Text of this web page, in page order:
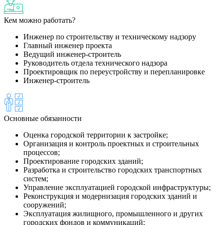
Кем можно работать?
Инженер по строительству и техническому надзору
Главный инженер проекта
Ведущий инженер-строитель
Руководитель отдела технического надзора
Проектировщик по переустройству и перепланировке
Инженер-строитель
Основные обязанности
Оценка городской территории к застройке;
Организация и контроль проектных и строительных
процессов;
Проектирование городских зданий;
Разработка и строительство городских транспортных
систем;
Управление эксплуатацией городской инфраструктуры;
Реконструкция и модернизация городских зданий и
сооружений;
Эксплуатация жилищного, промышленного и других
городских фондов и коммуникаций;